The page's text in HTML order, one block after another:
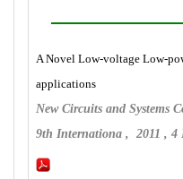
A Novel Low-voltage Low-
applications
New Circuits and Systems
9th Internationa , 2011 , 4